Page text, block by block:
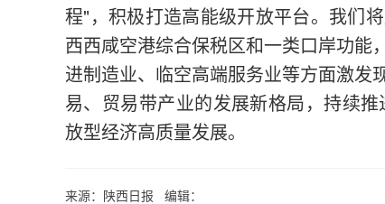
程"，积极打造高能级开放平台。我们
西西咸空港综合保税区和一类口岸功能
进制造业、临空高端服务业等方面激发
易、贸易带产业的发展新格局，持续
放型经济高质量发展。
来源：陕西日报 编辑：